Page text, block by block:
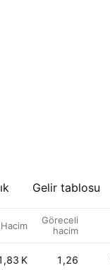
Gelir tablosu
Hacim
Göreceli
hacim
K 1,26